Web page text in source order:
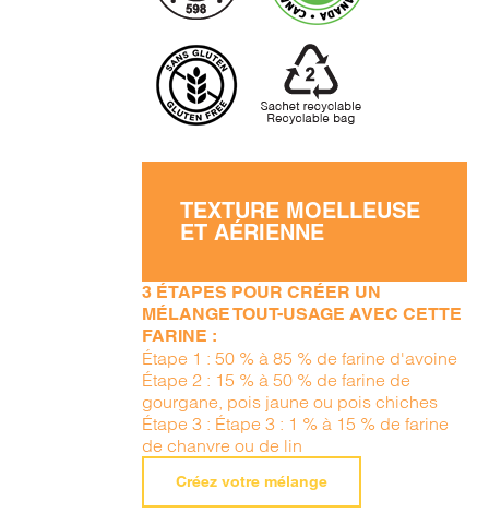
TEXTURE MOELLEUSE
ET AÉRIENNE
3 ÉTAPES POUR CRÉER UN
MÉLANGE TOUT-USAGE AVEC CETTE
FARINE :
Étape 1 : 50 % à 85 % de farine d'avoine
Étape 2 : 15 % à 50 % de farine de
gourgane, pois jaune ou pois chiches
Étape 3 : Étape 3 : 1 % à 15 % de farine
de chanvre ou de lin
Créez votre mélange